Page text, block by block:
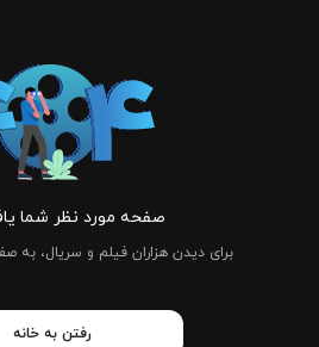
صفحه مورد نظر شما
برای دیدن هزاران فیلم و سریال، به
رفتن به خانه